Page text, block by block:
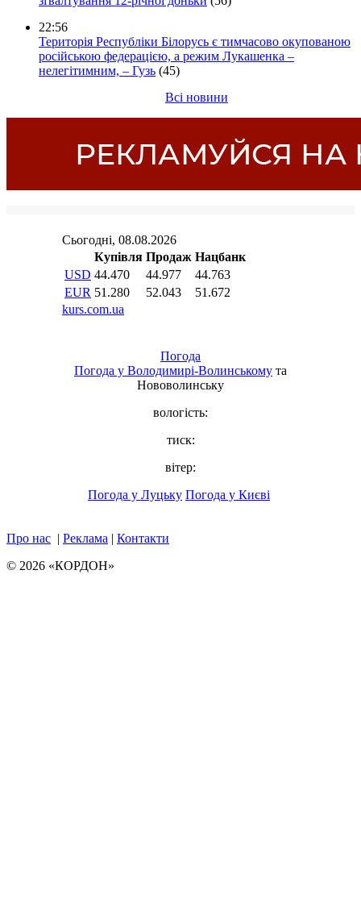
22:56
Територія Республіки Білорусь є тимчасово окупованою
російською федерацією, а режим Лукашенка –
нелегітимним, – Гузь (45)
Всі новини
Погода
Погода у Володимирі-Волинському та
Нововолинську
вологість:
тиск:
вітер:
Погода у Луцьку Погода у Києві
Про нас | Реклама | Контакти
© 2026 «КОРДОН»